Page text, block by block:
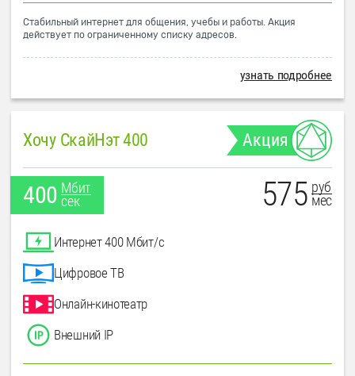
Стабильный интернет для общения, учебы и работы. Акция
действует по ограниченному списку адресов.
узнать подробнее
Хочу СкайНэт 400 Акция
400 Мбит
сек
575 руб
мес
Интернет 400 Мбит/с
Цифровое ТВ
Онлайн-кинотеатр
Внешний IP